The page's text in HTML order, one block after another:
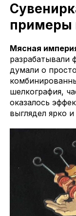
примеры
Мясная
разрабатывали
думали о
шелкография,
оказалось
выглядел ярко